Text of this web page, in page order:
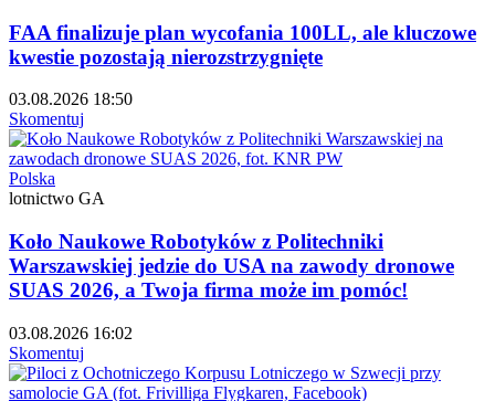
FAA finalizuje plan wycofania 100LL, ale kluczowe
kwestie pozostają nierozstrzygnięte
03.08.2026 18:50
Skomentuj
Polska
lotnictwo GA
Koło Naukowe Robotyków z Politechniki
Warszawskiej jedzie do USA na zawody dronowe
SUAS 2026, a Twoja firma może im pomóc!
03.08.2026 16:02
Skomentuj